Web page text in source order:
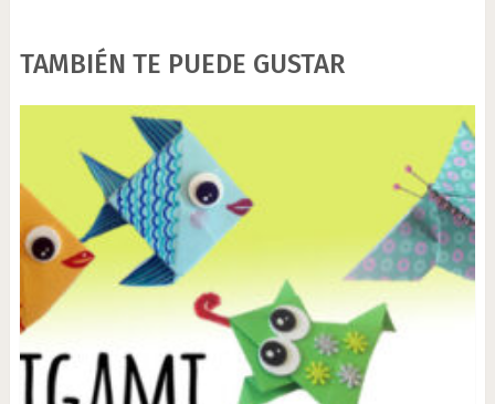
TAMBIÉN TE PUEDE GUSTAR